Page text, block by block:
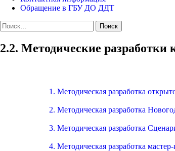
Обращение в ГБУ ДО ДДТ
Найти:
2.2. Методические разработки
1. Методическая разработка
2. Методическая разработка
3. Методическая разработка
4. Методическая разработка